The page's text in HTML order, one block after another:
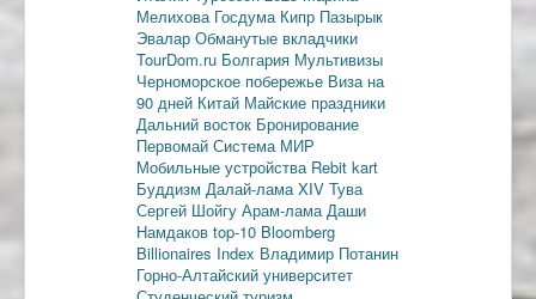
Мелихова Госдума Кипр Пазырык
Эвалар Обманутые вкладчики
TourDom.ru Болгария Мультивизы
Черноморское побережье Виза на
90 дней Китай Майские праздники
Дальний восток Бронирование
Первомай Система МИР
Мобильные устройства Rebit kart
Буддизм Далай-лама XIV Тува
Сергей Шойгу Арам-лама Даши
Намдаков top-10 Bloomberg
Billionaires Index Владимир Потанин
Горно-Алтайский университет